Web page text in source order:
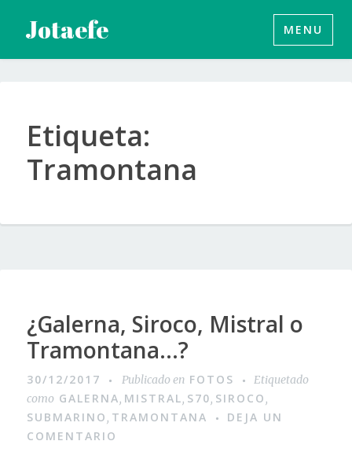
contenido
Jotaefe MENU
Etiqueta:
Tramontana
¿Galerna, Siroco, Mistral o
Tramontana…?
30/12/2017 Publicado en FOTOS
Etiquetado
como GALERNA, MISTRAL, S70, SIROCO,
SUBMARINO, TRAMONTANA
DEJA UN
COMENTARIO